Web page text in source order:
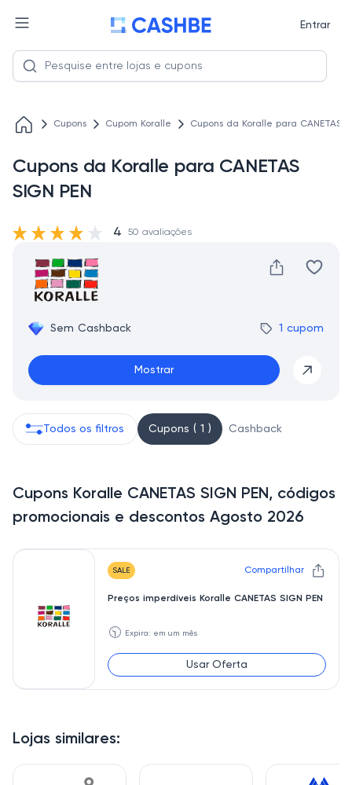
Entrar
Cupons Cupom Koralle Cupons da Koralle para CANETAS
Cupons da Koralle para CANETAS
SIGN PEN
Sem Cashback 1 cupom
Mostrar
4 50 avaliações
Lojas similares:
Todos os filtros Cupons ( 1 ) Cashback
Cupons Koralle CANETAS SIGN PEN, códigos
promocionais e descontos Agosto 2026
SALE Compartilhar
Preços imperdíveis Koralle CANETAS SIGN PEN
🕥 Expira: em um mês
Usar Oferta